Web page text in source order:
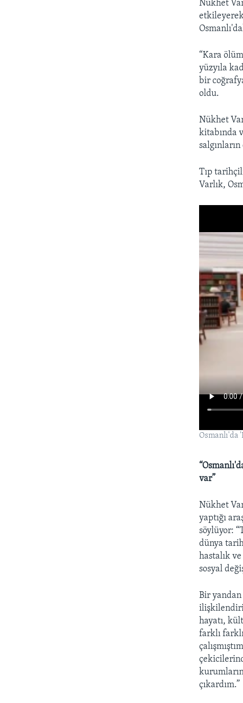
Nükhet
“Kara
yüzyıla
bir
oldu.
Nükhet
kitabında
Tıp
Varlık,
Osmanlı'da
var”
Nükhet
yaptığı
söylüyor:
dünya
hastalık
sosyal
Bir
hayatı,
farklı
çıkardım.”